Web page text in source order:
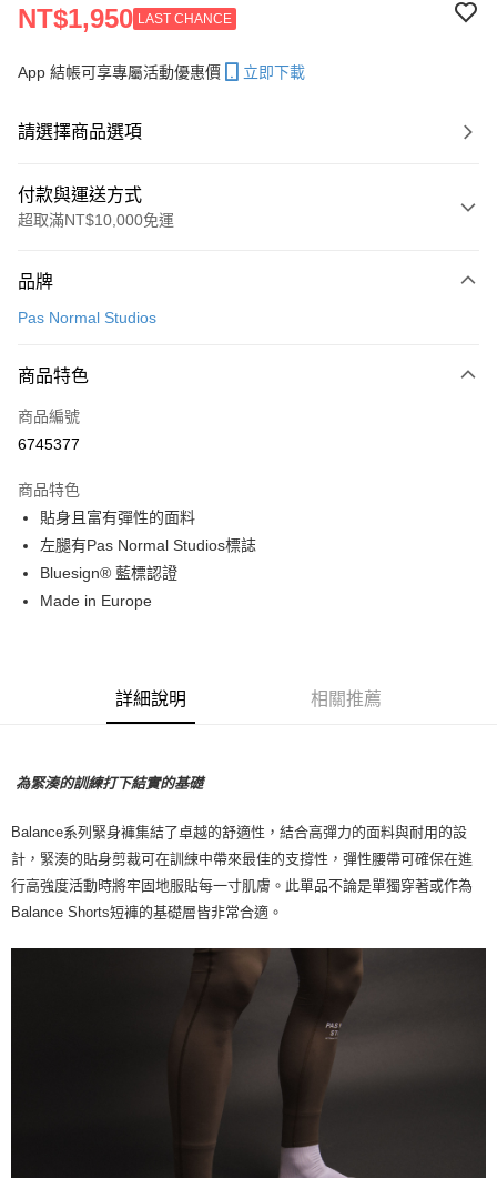
NT$1,950 LAST CHANCE
App 結帳可享專屬活動優惠價 立即下載
請選擇商品選項
付款與運送方式
超取滿NT$10,000免運
信用卡一次付款
LINE Pay
Apple Pay
運送方式
全家店到店
每筆NT$80，滿NT$10,000(含以上)免運費
每筆NT$80，滿NT$10,000(含以上)免運費
每筆NT$80，滿NT$10,000(含以上)免運費
宅配
每筆NT$130，滿NT$10,000(含以上)免運費
品牌
Pas Normal Studios
商品特色
商品編號
6745377
商品特色
貼身且富有彈性的面料
左腿有Pas Normal Studios標誌
Bluesign® 藍標認證
Made in Europe
詳細說明 相關推薦
為緊湊的訓練打下結實的基礎
Balance系列緊身褲集結了卓越的舒適性，結合高彈力的面料與耐用的設
計，緊湊的貼身剪裁可在訓練中帶來最佳的支撐性，彈性腰帶可確保在進
行高強度活動時將牢固地服貼每一寸肌膚。此單品不論是單獨穿著或作為
Balance Shorts短褲的基礎層皆非常合適。